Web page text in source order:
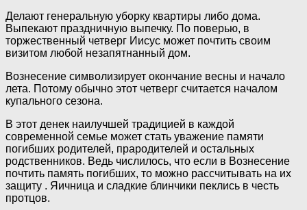
Делают генеральную уборку квартиры либо дома.
Выпекают праздничную выпечку. По поверью, в
торжественный четверг Иисус может почтить своим
визитом любой незапятнанный дом.
Вознесение символизирует окончание весны и начало
лета. Потому обычно этот четверг считается началом
купального сезона.
В этот денек наилучшей традицией в каждой
современной семье может стать уважение памяти
погибших родителей, прародителей и остальных
родственников. Ведь числилось, что если в Вознесение
почтить память погибших, то можно рассчитывать на их
защиту . Яичница и сладкие блинчики пеклись в честь
протцов.